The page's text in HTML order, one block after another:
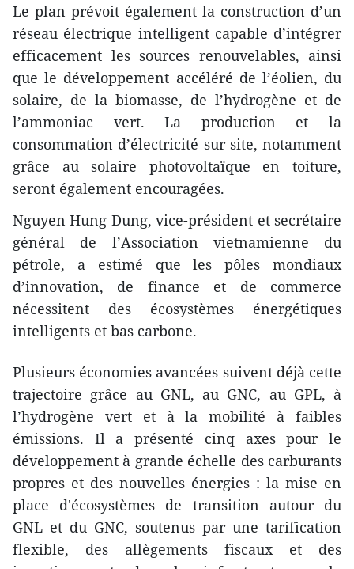
Le plan prévoit également la construction d’un
réseau électrique intelligent capable d’intégrer
efficacement les sources renouvelables, ainsi
que le développement accéléré de l’éolien, du
solaire, de la biomasse, de l’hydrogène et de
l’ammoniac vert. La production et la
consommation d’électricité sur site, notamment
grâce au solaire photovoltaïque en toiture,
seront également encouragées.
Nguyen Hung Dung, vice-président et secrétaire
général de l’Association vietnamienne du
pétrole, a estimé que les pôles mondiaux
d’innovation, de finance et de commerce
nécessitent des écosystèmes énergétiques
intelligents et bas carbone.
Plusieurs économies avancées suivent déjà cette
trajectoire grâce au GNL, au GNC, au GPL, à
l’hydrogène vert et à la mobilité à faibles
émissions. Il a présenté cinq axes pour le
développement à grande échelle des carburants
propres et des nouvelles énergies : la mise en
place d'écosystèmes de transition autour du
GNL et du GNC, soutenus par une tarification
flexible, des allègements fiscaux et des